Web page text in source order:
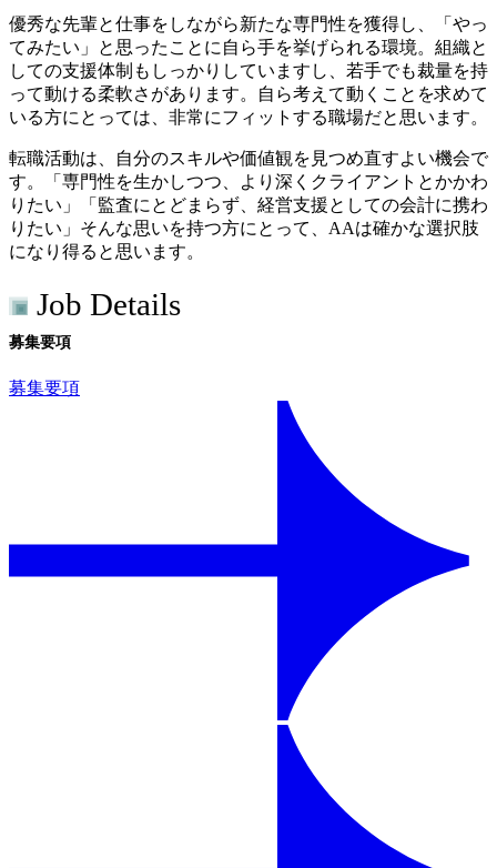
優秀な先輩と仕事をしながら新たな専門性を獲得し、「やっ
てみたい」と思ったことに自ら手を挙げられる環境。組織と
しての支援体制もしっかりしていますし、若手でも裁量を持
って動ける柔軟さがあります。自ら考えて動くことを求めて
いる方にとっては、非常にフィットする職場だと思います。
転職活動は、自分のスキルや価値観を見つめ直すよい機会で
す。「専門性を生かしつつ、より深くクライアントとかかわ
りたい」「監査にとどまらず、経営支援としての会計に携わ
りたい」そんな思いを持つ方にとって、AAは確かな選択肢
になり得ると思います。
Job Details
募集要項
募集要項